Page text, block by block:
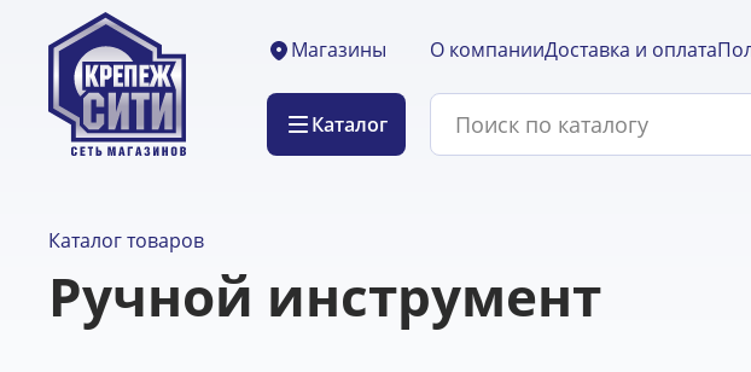
Магазины
Каталог
О компанииДоставка и оплата
Каталог товаров
Ручной инструмент